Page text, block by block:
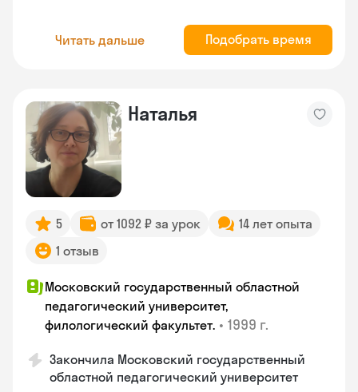
Читать дальше Подобрать время
Наталья
5 от 1092 ₽ за урок
14 лет опыта
1 отзыв
Московский государственный областной
педагогический университет,
филологический факультет. • 1999 г.
Закончилa Московский государственный
областной педагогический университет